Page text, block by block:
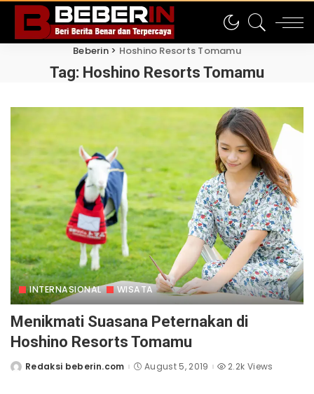
Beberin> Hoshino Resorts Tomamu
Tag: Hoshino Resorts Tomamu
INTERNASIONAL WISATA
Menikmati Suasana Peternakan di
Hoshino Resorts Tomamu
PostedRedaksi beberin.com August 5, 2019 2.2k Views